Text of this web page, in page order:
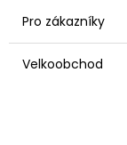
Pro zákazníky
Velkoobchod